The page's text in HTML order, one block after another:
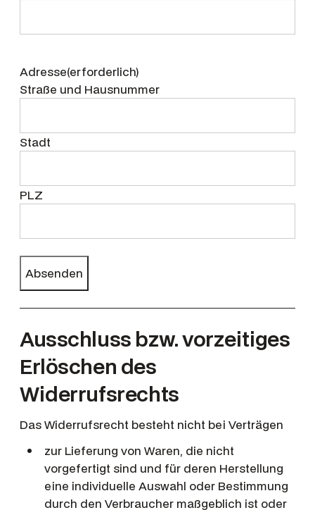
Adresse(erforderlich)
Straße und Hausnummer
Stadt
PLZ
Ausschluss bzw. vorzeitiges
Erlöschen des
Widerrufsrechts
Das Widerrufsrecht besteht nicht bei Verträgen
zur Lieferung von Waren, die nicht
vorgefertigt sind und für deren Herstellung
eine individuelle Auswahl oder Bestimmung
durch den Verbraucher maßgeblich ist oder